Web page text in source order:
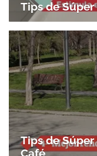
Gracias por
Tips de
Tips de
Café